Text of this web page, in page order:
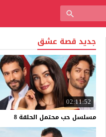
جديد قصة عشق
02:11:52
مسلسل حب محتمل الحلقة 8